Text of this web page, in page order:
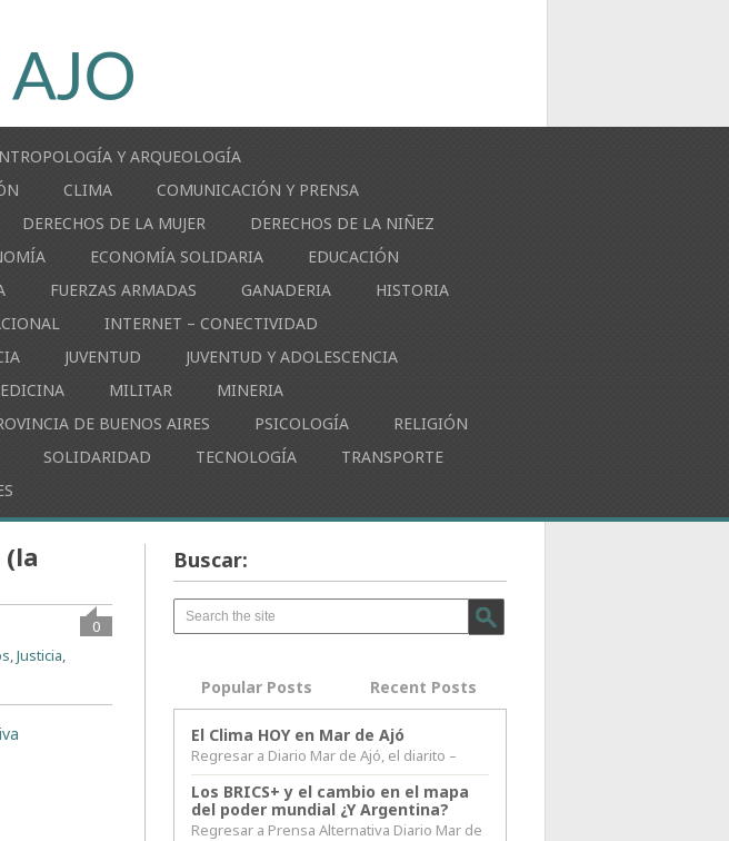
Y ARQUEOLOGÍA
CLIMA
COMUNICACIÓN Y PRENSA
DERECHOS DE LA MUJER
DERECHOS DE LA NIÑEZ
ECONOMÍA SOLIDARIA
EDUCACIÓN
FUERZAS ARMADAS GANADERIA
HISTORIA
INTERNET – CONECTIVIDAD
JUVENTUD
JUVENTUD Y ADOLESCENCIA
MILITAR
MINERIA
DE BUENOS AIRES PSICOLOGÍA
RELIGIÓN
SOLIDARIDAD TECNOLOGÍA
TRANSPORTE
(la
0
,Justicia,
Buscar:
Popular Posts Recent Posts
El Clima HOY en Mar de Ajó
Regresar a Diario Mar de Ajó, el diarito –
Los BRICS+ y el cambio en el mapa
del poder mundial ¿Y Argentina?
Regresar a Prensa Alternativa Diario Mar de